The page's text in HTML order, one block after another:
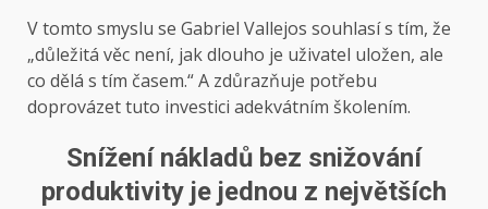
V tomto smyslu se Gabriel Vallejos souhlasí s tím, že
„důležitá věc není, jak dlouho je uživatel uložen, ale
co dělá s tím časem.“ A zdůrazňuje potřebu
doprovázet tuto investici adekvátním školením.
Snížení nákladů bez snižování
produktivity je jednou z největších